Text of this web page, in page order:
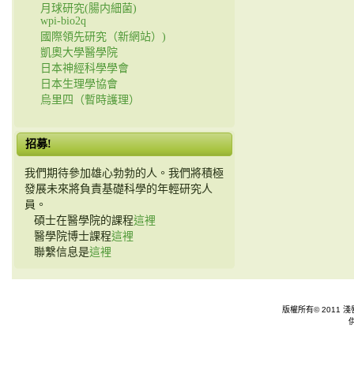
月球研究(腸内細菌)
wpi-bio2q
國際領先研究（新網站）)
凱奧大學醫學院
日本神經科學學會
日本生理學協會
烏里四（暫時護理）
招募!
我們期待參加雄心勃勃的人。我們將積極
發展未來將負責基礎科學的年輕研究人
員。
碩士在醫學院的課程這裡
醫學院博士課程這裡
聯繫信息是這裡
版權所有© 2011 淺